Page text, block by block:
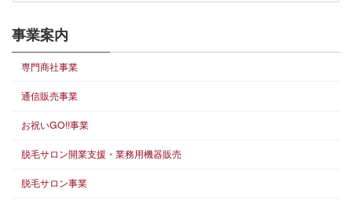
事業案内
専門商社事業
通信販売事業
お祝いGO!!事業
脱毛サロン開業支援・業務用機器販売
脱毛サロン事業